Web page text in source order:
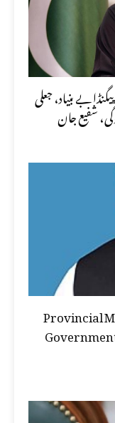
بے بنیاد، جعلی
شفیع جان
Provincial